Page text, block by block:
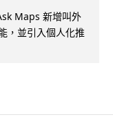
Maps 新增叫外
，並引入個人化推